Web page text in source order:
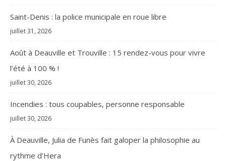
Saint-Denis : la police municipale en roue libre
juillet 31, 2026
Août à Deauville et Trouville : 15 rendez-vous pour vivre
l’été à 100 % !
juillet 30, 2026
Incendies : tous coupables, personne responsable
juillet 30, 2026
À Deauville, Julia de Funès fait galoper la philosophie au
rythme d’Hera